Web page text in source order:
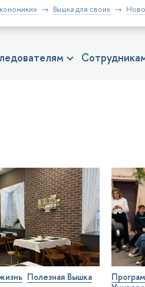
Вышка для своих
Полезная Вышка